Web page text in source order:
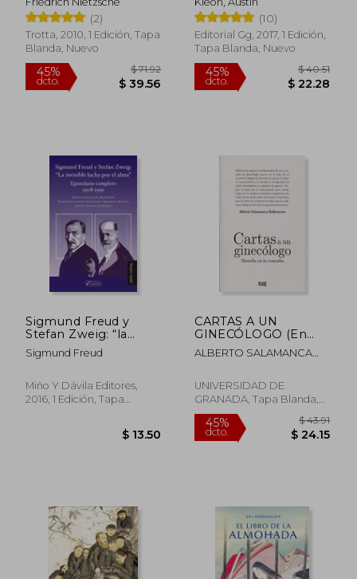
45% $ 89.09
(2)
Trotta, 2010, 1 Edición, Tapa
Blanda, Nuevo
(10)
Editorial Gg, 2017, 1 Edición,
Tapa Blanda, Nuevo
Sigmund Freud y
Stefan Zweig: “la
Invisible Lucha por el
Alma”: Epistolario
Sigmund Freud
Miño Y Dávila Editores,
2016, 1 Edición, Tapa
CARTAS A UN
GINECÓLOGO (En
papel)
ALBERTO SALAMANCA
UNIVERSIDAD DE
GRANADA, Tapa Blanda,
Usado